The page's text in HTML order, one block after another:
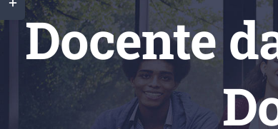
Docente
Sliding
Bar